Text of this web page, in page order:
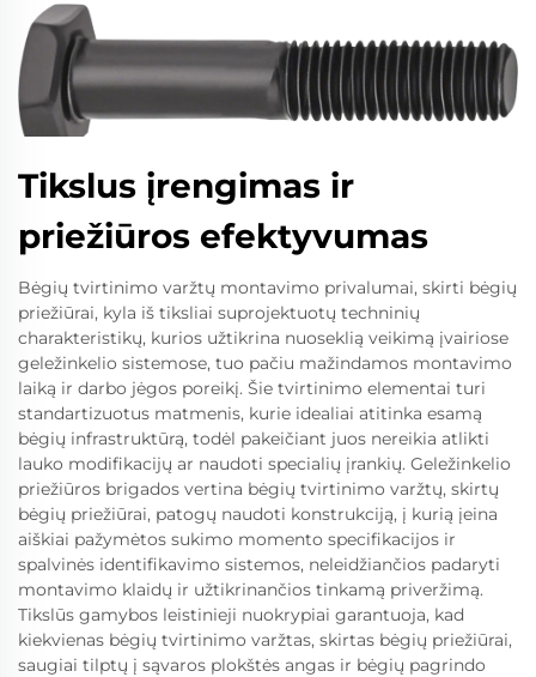
Tikslus įrengimas ir
priežiūros efektyvumas
Bėgių tvirtinimo varžtų montavimo privalumai, skirti bėgių
priežiūrai, kyla iš tiksliai suprojektuotų techninių
charakteristikų, kurios užtikrina nuoseklią veikimą įvairiose
geležinkelio sistemose, tuo pačiu mažindamos montavimo
laiką ir darbo jėgos poreikį. Šie tvirtinimo elementai turi
standartizuotus matmenis, kurie idealiai atitinka esamą
bėgių infrastruktūrą, todėl pakeičiant juos nereikia atlikti
lauko modifikacijų ar naudoti specialių įrankių. Geležinkelio
priežiūros brigados vertina bėgių tvirtinimo varžtų, skirtų
bėgių priežiūrai, patogų naudoti konstrukciją, į kurią įeina
aiškiai pažymėtos sukimo momento specifikacijos ir
spalvinės identifikavimo sistemos, neleidžiančios padaryti
montavimo klaidų ir užtikrinančios tinkamą priveržimą.
Tikslūs gamybos leistinieji nuokrypiai garantuoja, kad
kiekvienas bėgių tvirtinimo varžtas, skirtas bėgių priežiūrai,
saugiai tilptų į sąvaros plokštės angas ir bėgių pagrindo